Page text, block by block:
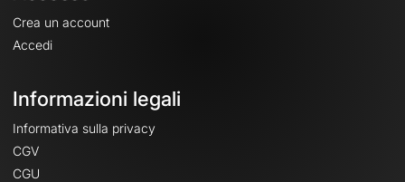
Crea un account
Accedi
Informazioni legali
Informativa sulla privacy
CGV
CGU